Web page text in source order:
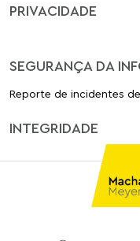
PRIVACIDADE
SEGURANÇA DA
Reporte de incidentes
INTEGRIDADE